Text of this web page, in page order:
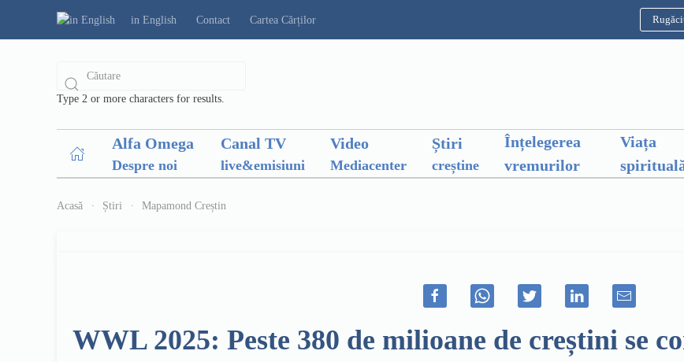
in English Contact Cartea Cărților
Type 2 or more characters for results.
Alfa Omega
Despre noi
Canal TV
live&emisiuni
Video
Mediacenter
Știri
creștine
Înțelegerea
vremurilor
Viața
Acasă Știri Mapamond Creștin
WWL 2025: Peste 380 de milioane de creștini se